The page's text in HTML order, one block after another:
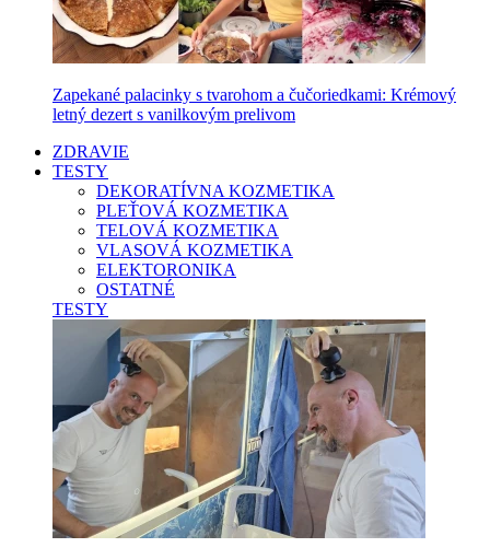
Zapekané palacinky s tvarohom a čučoriedkami: Krémový
letný dezert s vanilkovým prelivom
ZDRAVIE
TESTY
DEKORATÍVNA KOZMETIKA
PLEŤOVÁ KOZMETIKA
TELOVÁ KOZMETIKA
VLASOVÁ KOZMETIKA
ELEKTORONIKA
OSTATNÉ
TESTY